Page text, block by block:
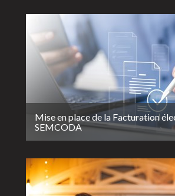
Mise en place de la Facturation
SEMCODA